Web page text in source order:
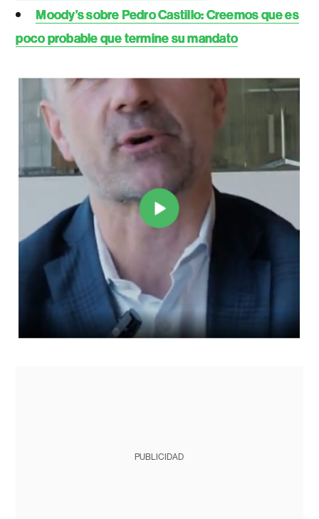
Moody’s sobre Pedro Castillo: Creemos que es
poco probable que termine su mandato
PUBLICIDAD